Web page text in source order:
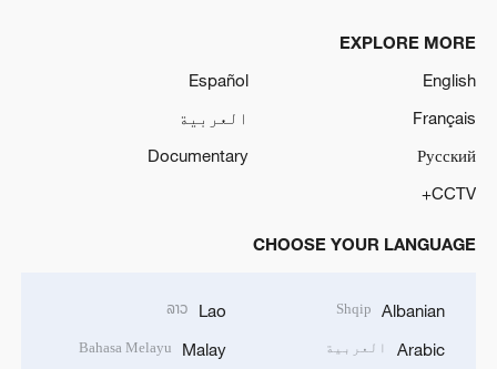
EXPLORE MORE
English
Español
Français
العربية
Русский
Documentary
CCTV+
CHOOSE YOUR LANGUAGE
Albanian
Shqip
Arabic العربية
Lao
ລາວ
Malay
Bahasa Melayu